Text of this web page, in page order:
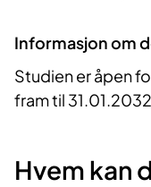
Informasjon om
Studien er åpen
fram til 31.01.2032
Hvem kan